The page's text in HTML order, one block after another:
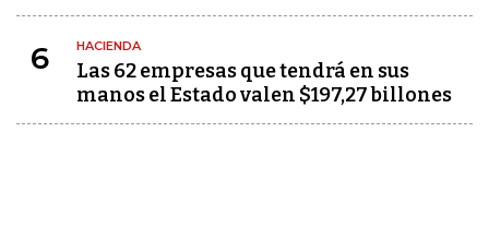
6 HACIENDA
Las 62 empresas que tendrá en sus
manos el Estado valen $197,27 billones